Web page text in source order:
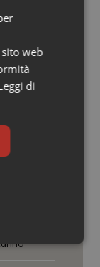
in
rischia
carta.
web
di